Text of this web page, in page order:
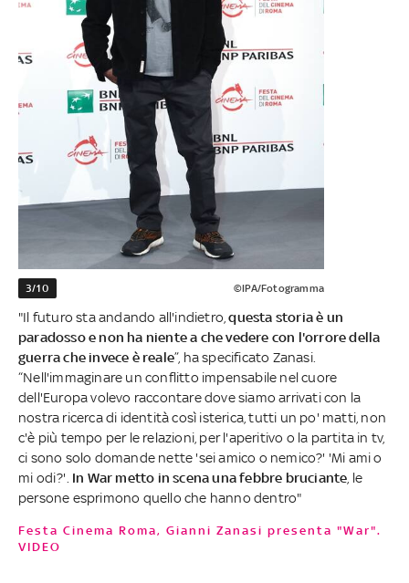
3/10 ©IPA/Fotogramma
"Il futuro sta andando all'indietro,questa storia è un
paradosso e non ha niente a che vedere con l'orrore della
guerra che invece è reale”, ha specificato Zanasi.
“Nell'immaginare un conflitto impensabile nel cuore
dell'Europa volevo raccontare dove siamo arrivati con la
nostra ricerca di identità così isterica, tutti un po' matti, non
c'è più tempo per le relazioni, per l'aperitivo o la partita in tv,
ci sono solo domande nette 'sei amico o nemico?' 'Mi ami o
mi odi?'. In War metto in scena una febbre bruciante , le
persone esprimono quello che hanno dentro"
Festa Cinema Roma, Gianni Zanasi presenta "War".
VIDEO